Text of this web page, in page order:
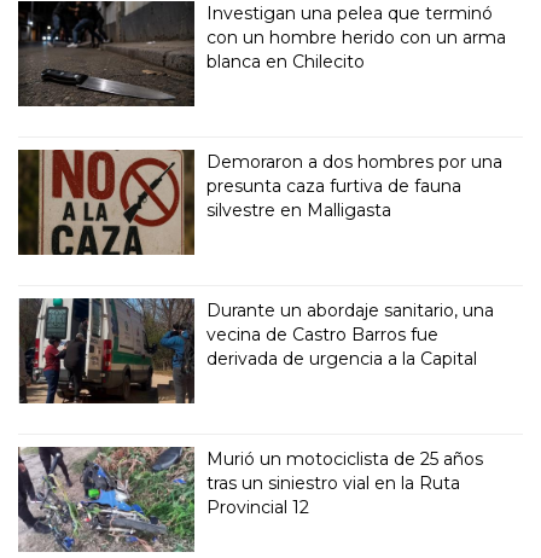
Investigan una pelea que terminó
con un hombre herido con un arma
blanca en Chilecito
Demoraron a dos hombres por una
presunta caza furtiva de fauna
silvestre en Malligasta
Durante un abordaje sanitario, una
vecina de Castro Barros fue
derivada de urgencia a la Capital
Murió un motociclista de 25 años
tras un siniestro vial en la Ruta
Provincial 12